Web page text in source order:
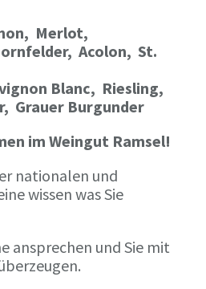
Merlot,
Acolon, St.
Blanc, Riesling,
Grauer Burgunder
im Weingut Ramsel!
nationalen und
wissen was Sie
ansprechen und Sie mit